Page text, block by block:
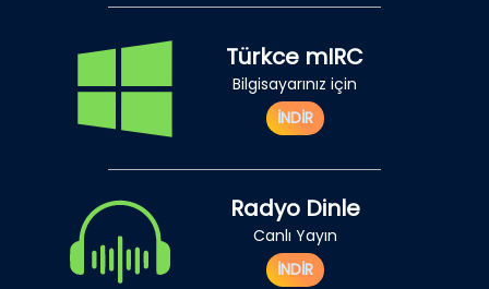
Türkce mIRC
Bilgisayarınız için
İNDİR
Radyo Dinle
Canlı Yayın
İNDİR